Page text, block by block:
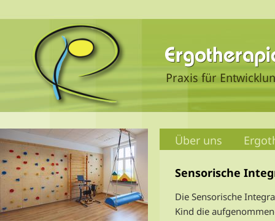
Über uns
Sensorische
Die Sensorische
Kind die